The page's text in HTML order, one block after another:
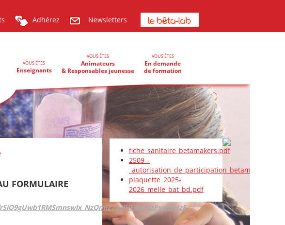
Adhérez Newsletters
VOUS ÊTES
Enseignants
VOUS ÊTES
Animateurs
& Responsables jeunesse
VOUS ÊTES
En demande
de formation
fiche_sanitaire_betamakers.pdf
2509_-
_autorisation_de_participation_betamakers.pdf
plaquette_2025-
2026_melle_bat_bd.pdf
FORMULAIRE